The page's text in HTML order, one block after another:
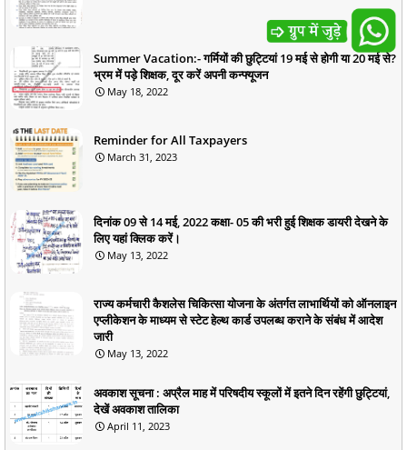
Summer Vacation:- गर्मियों की छुट्टियां 19 मई से होगी या 20 मई से?
भ्रम में पड़े शिक्षक, दूर करें अपनी कन्फ्यूजन
May 18, 2022
Reminder for All Taxpayers
March 31, 2023
दिनांक 09 से 14 मई, 2022 कक्षा- 05 की भरी हुई शिक्षक डायरी देखने के
लिए यहां क्लिक करें।
May 13, 2022
राज्य कर्मचारी कैशलेस चिकित्सा योजना के अंतर्गत लाभार्थियों को ऑनलाइन
एप्लीकेशन के माध्यम से स्टेट हेल्थ कार्ड उपलब्ध कराने के संबंध में आदेश
जारी
May 13, 2022
अवकाश सूचना : अप्रैल माह में परिषदीय स्कूलों में इतने दिन रहेंगी छुट्टियां,
देखें अवकाश तालिका
April 11, 2023